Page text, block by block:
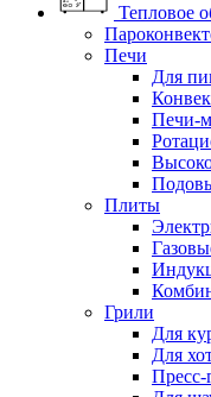
Тепловое
Печи
Для
Печи-
Плиты
Грили
Для
Для
Пресс-